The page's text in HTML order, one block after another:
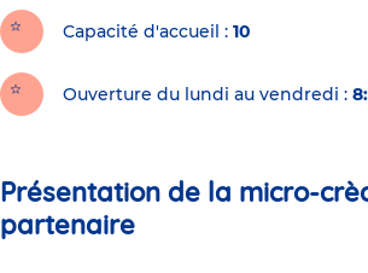
Capacité d'accueil 10
Ouverture du lundi au vendredi :
Présentation de la micro-
partenaire